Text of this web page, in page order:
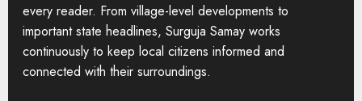
every reader. From village-level developments to
important state headlines, Surguja Samay works
continuously to keep local citizens informed and
connected with their surroundings.